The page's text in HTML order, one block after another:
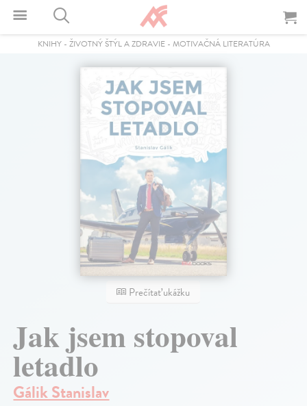
KNIHY- ŽIVOTNÝ ŠTÝL A ZDRAVIE- MOTIVAČNÁ LITERATÚRA
Prečítať ukážku
Jak jsem stopoval
letadlo
Gálik Stanislav